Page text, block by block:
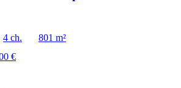
4 ch.
801 m²
€